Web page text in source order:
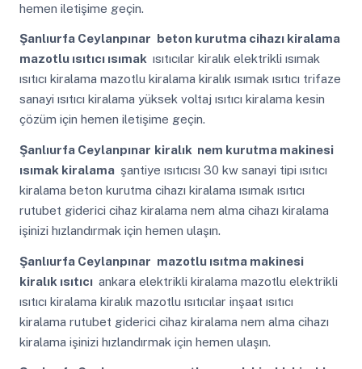
hemen iletişime geçin.
Şanlıurfa Ceylanpınar beton kurutma cihazı kiralama
mazotlu ısıtıcı ısımak ısıtıcılar kiralık elektrikli ısımak
ısıtıcı kiralama mazotlu kiralama kiralık ısımak ısıtıcı trifaze
sanayi ısıtıcı kiralama yüksek voltaj ısıtıcı kiralama kesin
çözüm için hemen iletişime geçin.
Şanlıurfa Ceylanpınar kiralık nem kurutma makinesi
ısımak kiralama şantiye ısıtıcısı 30 kw sanayi tipi ısıtıcı
kiralama beton kurutma cihazı kiralama ısımak ısıtıcı
rutubet giderici cihaz kiralama nem alma cihazı kiralama
işinizi hızlandırmak için hemen ulaşın.
Şanlıurfa Ceylanpınar mazotlu ısıtma makinesi
kiralık ısıtıcı ankara elektrikli kiralama mazotlu elektrikli
ısıtıcı kiralama kiralık mazotlu ısıtıcılar inşaat ısıtıcı
kiralama rutubet giderici cihaz kiralama nem alma cihazı
kiralama işinizi hızlandırmak için hemen ulaşın.